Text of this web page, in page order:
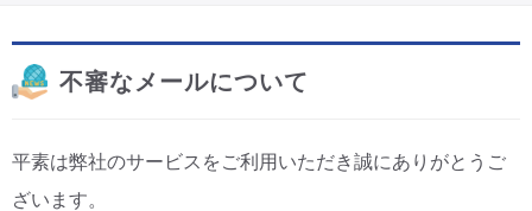
不審なメールについて
平素は弊社のサービスをご利用いただき誠にありがとうご
ざいます。